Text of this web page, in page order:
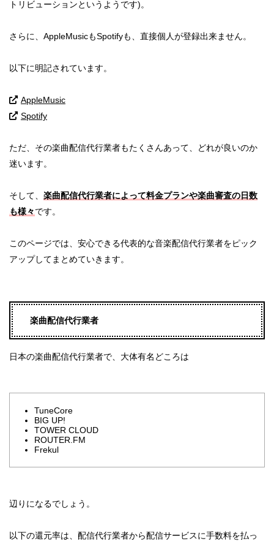
トリビューションというようです)。
さらに、AppleMusicもSpotifyも、直接個人が登録出来ません。
以下に明記されています。
AppleMusic
Spotify
ただ、その楽曲配信代行業者もたくさんあって、どれが良いのか
迷います。
そして、 楽曲配信代行業者によって料金プランや楽曲審査の日数
も様々です。
このページでは、安心できる代表的な音楽配信代行業者をピック
アップしてまとめていきます。
楽曲配信代行業者
日本の楽曲配信代行業者で、大体有名どころは
TuneCore
BIG UP!
TOWER CLOUD
ROUTER.FM
Frekul
辺りになるでしょう。
以下の還元率は、配信代行業者から配信サービスに手数料を払っ